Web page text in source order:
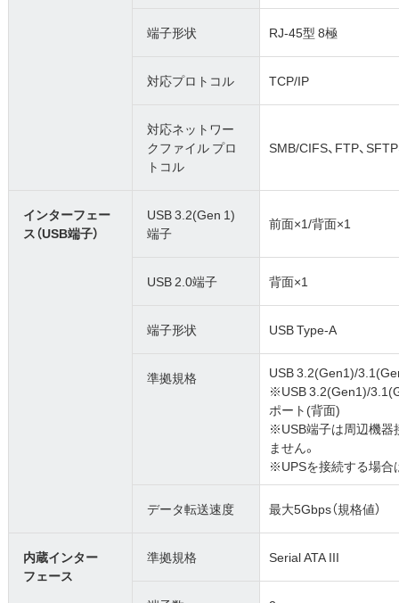
端子形状 RJ-45型 8極
対応プロトコル TCP/IP
対応ネットワー
クファイル プロ
トコル
SMB/CIFS、FTP、
インターフェー
ス（USB端子）
USB 3.2(Gen 1)
端子
前面×1/背面×1
USB 2.0端子 背面×1
端子形状 USB Type-A
準拠規格
USB 3.2(Gen1)/
※USB 3.2(Gen1)/
ポート(背面)
※USB端子は周辺機器
ません。
※UPSを接続する場合
データ転送速度 最大5Gbps（規格値）
内蔵インター
フェース
準拠規格 Serial ATA III